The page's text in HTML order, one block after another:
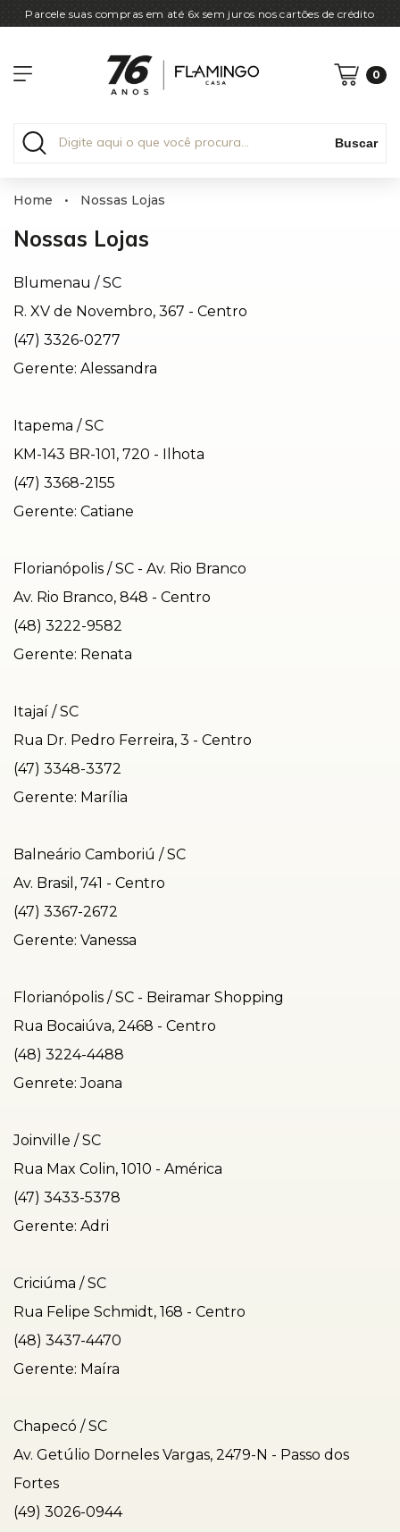
Parcele suas compras em até 6x sem juros nos cartões de crédito
0
Buscar
Home • Nossas Lojas
Nossas Lojas
Blumenau / SC
R. XV de Novembro, 367 - Centro
(47) 3326-0277
Gerente: Alessandra
Itapema / SC
KM-143 BR-101, 720 - Ilhota
(47) 3368-2155
Gerente: Catiane
Florianópolis / SC - Av. Rio Branco
Av. Rio Branco, 848 - Centro
(48) 3222-9582
Gerente: Renata
Itajaí / SC
Rua Dr. Pedro Ferreira, 3 - Centro
(47) 3348-3372
Gerente: Marília
Balneário Camboriú / SC
Av. Brasil, 741 - Centro
(47) 3367-2672
Gerente: Vanessa
Florianópolis / SC - Beiramar Shopping
Rua Bocaiúva, 2468 - Centro
(48) 3224-4488
Genrete: Joana
Joinville / SC
Rua Max Colin, 1010 - América
(47) 3433-5378
Gerente: Adri
Criciúma / SC
Rua Felipe Schmidt, 168 - Centro
(48) 3437-4470
Gerente: Maíra
Chapecó / SC
Av. Getúlio Dorneles Vargas, 2479-N - Passo dos
Fortes
(49) 3026-0944